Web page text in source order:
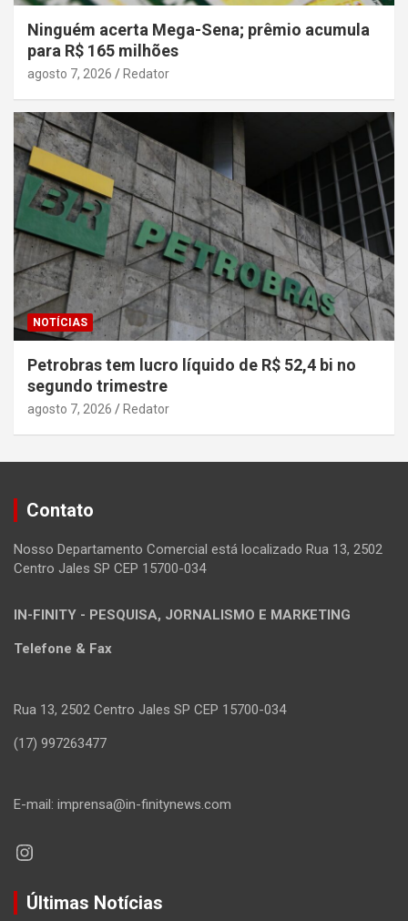
Ninguém acerta Mega-Sena; prêmio acumula
para R$ 165 milhões
agosto 7, 2026 Redator
NOTÍCIAS
Petrobras tem lucro líquido de R$ 52,4 bi no
segundo trimestre
agosto 7, 2026 Redator
Contato
Nosso Departamento Comercial está localizado Rua 13, 2502
Centro Jales SP CEP 15700-034
IN-FINITY - PESQUISA, JORNALISMO E MARKETING
Telefone & Fax
Rua 13, 2502 Centro Jales SP CEP 15700-034
(17) 997263477
E-mail: imprensa@in-finitynews.com
Instagram
Últimas Notícias